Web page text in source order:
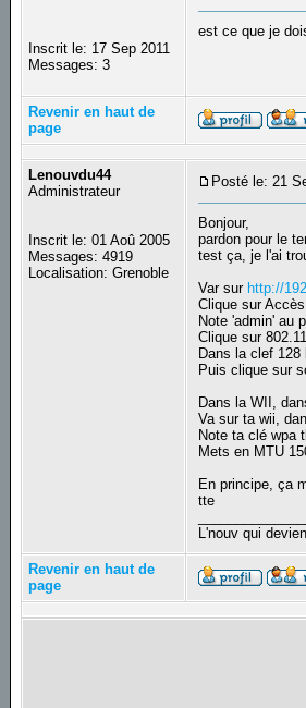
Inscrit le: 17 Sep 2011
Messages: 3
est ce que je
Revenir en haut de
page
Lenouvdu44
Administrateur
Inscrit le: 01 Aoû 2005
Messages: 4919
Localisation: Grenoble
Posté le: 21
Bonjour,
pardon pour le
test ça, je l'ai
Var sur http://
Clique sur
Note 'admin' au
Clique sur
Dans la clef
Puis clique sur
Dans la WII,
Va sur ta wii,
Note ta clé wpa
Mets en MTU
En principe, ça
tte
L'nouv qui
Revenir en haut de
page